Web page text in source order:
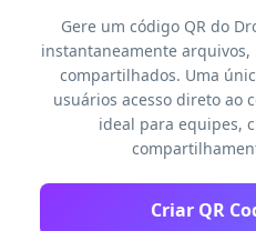
Gere um código QR do
instantaneamente
compartilhados. Uma
usuários acesso direto ao
ideal para equipes,
Criar QR